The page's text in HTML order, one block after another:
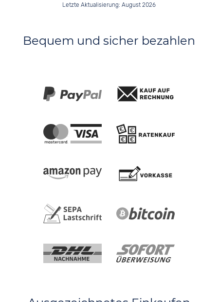
Letzte Aktualisierung: August 2026
Bequem und sicher bezahlen